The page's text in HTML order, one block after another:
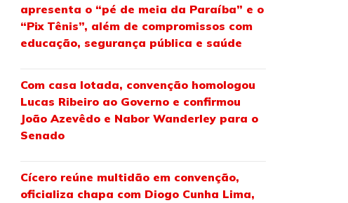
apresenta o “pé de meia da Paraíba” e o
“Pix Tênis”, além de compromissos com
educação, segurança pública e saúde
Com casa lotada, convenção homologou
Lucas Ribeiro ao Governo e confirmou
João Azevêdo e Nabor Wanderley para o
Senado
Cícero reúne multidão em convenção,
oficializa chapa com Diogo Cunha Lima,